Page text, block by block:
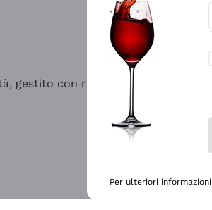
gestito con rapidità e professionalità
Per ulteriori